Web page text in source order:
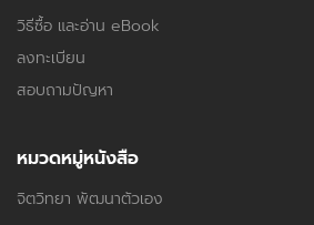
วิธีซื้อ และอ่าน eBook
ลงทะเบียน
สอบถามปัญหา
หมวดหมู่หนังสือ
จิตวิทยา พัฒนาตัวเอง